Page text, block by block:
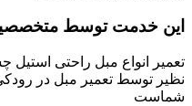
این خدمت توسط
تعمیر انواع مبل راحتی استیل
نظیر توسط تعمیر مبل در
شماست